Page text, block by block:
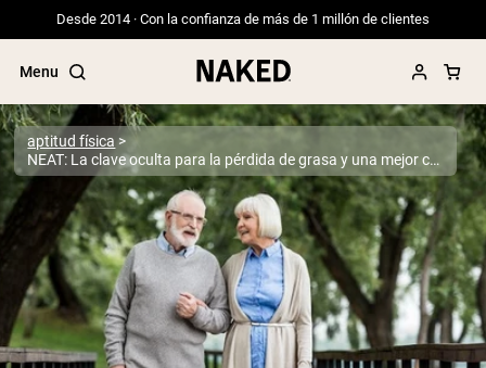
Desde 2014 · Con la confianza de más de 1 millón de clientes
Menu
Términos de Búsqueda Populares
”Protein Powder“
”Overnight Oats“
”Vegan protein“
”Collagen“
”Micellar Casein“
aptitud física
NEAT: La clave oculta para la pérdida de grasa y una mejor composición corporal